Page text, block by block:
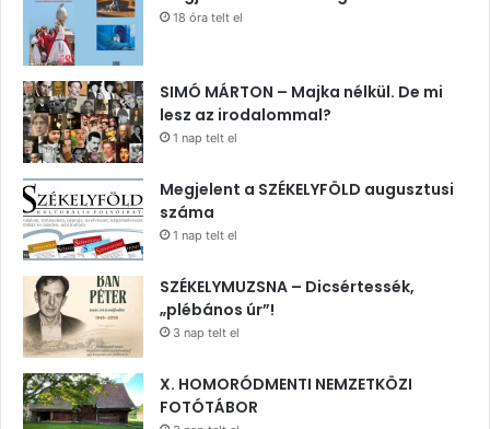
18 óra telt el
SIMÓ MÁRTON – Majka nélkül. De mi
lesz az irodalommal?
1 nap telt el
Megjelent a SZÉKELYFÖLD augusztusi
száma
1 nap telt el
SZÉKELYMUZSNA – Dicsértessék,
„plébános úr”!
3 nap telt el
X. HOMORÓDMENTI NEMZETKÖZI
FOTÓTÁBOR